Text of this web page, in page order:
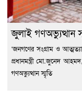
জুলাই গণঅভ্যুত্থান
‘জনগণের সংগ্রাম ও
প্রধানমন্ত্রী মো.জুনেদ
গণঅভ্যুত্থান স্মৃতি